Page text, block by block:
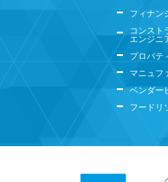
フィナン
コンスト
エンジニ
プロパテ
マニュフ
ベンダー
フードリ